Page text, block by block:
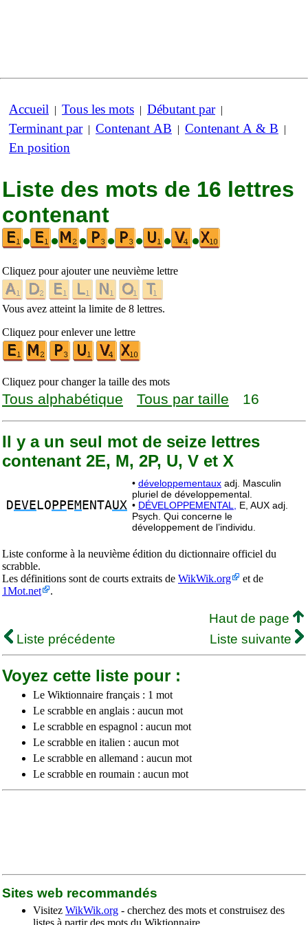
Accueil | Tous les mots | Débutant par|
Terminant par| Contenant AB | Contenant A & B |
En position
Liste des mots de 16 lettres
contenant
•
• • • • • •
Cliquez pour ajouter une neuvième lettre
Vous avez atteint la limite de 8 lettres.
Cliquez pour enlever une lettre
Cliquez pour changer la taille des mots
Tous alphabétique Tous par taille 16
Il y a un seul mot de seize lettres
contenant 2E, M, 2P, U, V et X
D EVE LO PP EM ENTAUX
• développementaux adj. Masculin
pluriel de développemental.
• DÉVELOPPEMENTAL,
E, AUX adj.
Psych. Qui concerne le
développement de l’individu.
Liste conforme à la neuvième édition du dictionnaire officiel du
scrabble.
Les définitions sont de courts extraits de WikWik.org
et de
1Mot.net
.
Haut de page
Liste précédente
Liste suivante
Voyez cette liste pour :
Le Wiktionnaire français : 1 mot
Le scrabble en anglais : aucun mot
Le scrabble en espagnol : aucun mot
Le scrabble en italien : aucun mot
Le scrabble en allemand : aucun mot
Le scrabble en roumain : aucun mot
Sites web recommandés
Visitez WikWik.org - cherchez des mots et construisez des
listes à partir des mots du Wiktionnaire.